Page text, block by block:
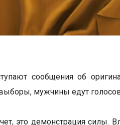
сообщения об
мужчины едут
это демонстрация силы.